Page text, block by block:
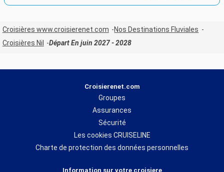
Croisières www.croisierenet.com
Nos Destinations Fluviales
Croisières Nil
Départ En juin 2027 - 2028
Croisierenet.com
Groupes
Assurances
Sécurité
Les cookies CRUISELINE
Charte de protection des données personnelles
Information sur votre croisiere